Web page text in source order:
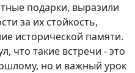
подарки, выразили
за их стойкость,
исторической памяти.
что такие встречи - это
но и важный урок